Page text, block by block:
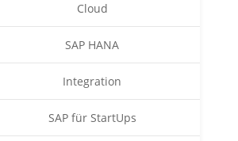
Cloud
SAP HANA
Integration
SAP für StartUps